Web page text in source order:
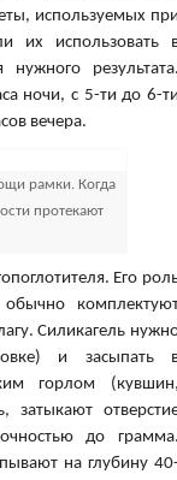
используемых
их использовать
ночи, с 5-ти до 6-
вечера.
рамки. Когда
протекают
Его
Силикагель
и засыпать
горлом
затыкают
до
на глубину